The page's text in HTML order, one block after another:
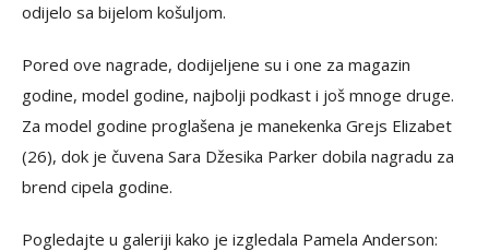
odijelo sa bijelom košuljom.
Pored ove nagrade, dodijeljene su i one za magazin
godine, model godine, najbolji podkast i još mnoge druge.
Za model godine proglašena je manekenka Grejs Elizabet
(26), dok je čuvena Sara Džesika Parker dobila nagradu za
brend cipela godine.
Pogledajte u galeriji kako je izgledala Pamela Anderson: